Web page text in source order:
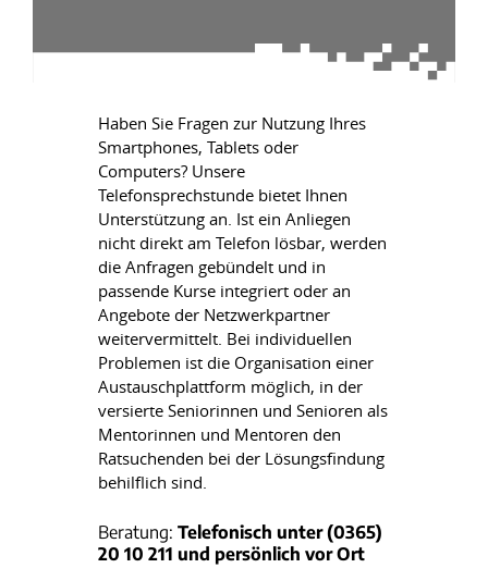
Haben Sie Fragen zur Nutzung Ihres
Smartphones, Tablets oder
Computers? Unsere
Telefonsprechstunde bietet Ihnen
Unterstützung an. Ist ein Anliegen
nicht direkt am Telefon lösbar, werden
die Anfragen gebündelt und in
passende Kurse integriert oder an
Angebote der Netzwerkpartner
weitervermittelt. Bei individuellen
Problemen ist die Organisation einer
Austauschplattform möglich, in der
versierte Seniorinnen und Senioren als
Mentorinnen und Mentoren den
Ratsuchenden bei der Lösungsfindung
behilflich sind.
Beratung: Telefonisch unter (0365)
20 10 211 und persönlich vor Ort